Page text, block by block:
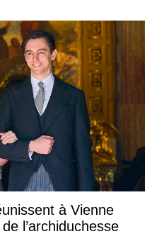
à Vienne
l’archiduchesse